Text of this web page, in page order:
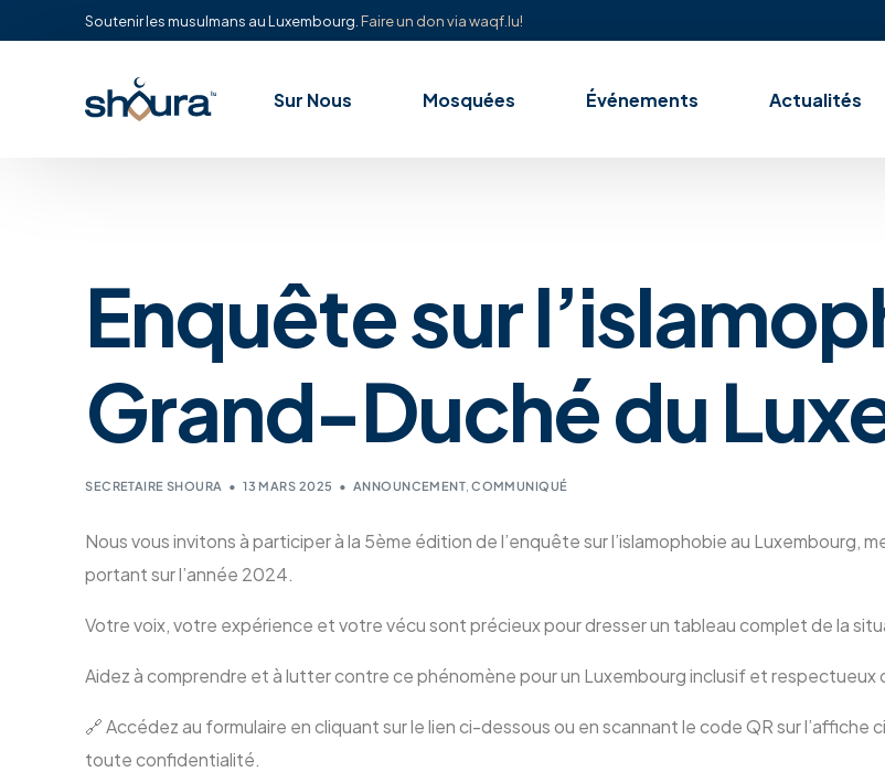
Soutenir les musulmans au Luxembourg.Faire un don via waqf.lu!
Sur Nous Mosquées Événements Actualités
Enquête sur
Grand-Duché du
SECRETAIRE SHOURA 13 MARS 2025 ANNOUNCEMENT ,COMMUNIQUÉ
Nous vous invitons à participer à la 5ème édition de l’enquête sur l’islamophobie au Luxembourg,
portant sur l’année 2024.
Votre voix, votre expérience et votre vécu sont précieux pour dresser un tableau complet de la
Aidez à comprendre et à lutter contre ce phénomène pour un Luxembourg inclusif et respectueux
🔗 Accédez au formulaire en cliquant sur le lien ci-dessous ou en scannant le code QR sur
toute confidentialité.